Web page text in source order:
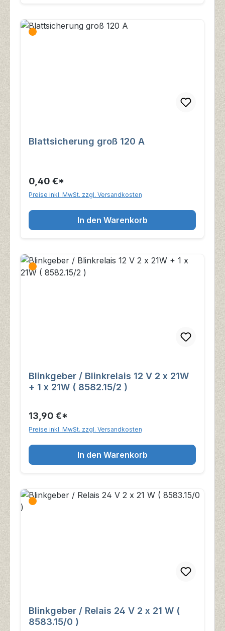
Blattsicherung groß 120 A
0,40 €*
Preise inkl. MwSt. zzgl. Versandkosten
In den Warenkorb
Blinkgeber / Blinkrelais 12 V 2 x 21W
+ 1 x 21W ( 8582.15/2 )
13,90 €*
Preise inkl. MwSt. zzgl. Versandkosten
In den Warenkorb
Blinkgeber / Relais 24 V 2 x 21 W (
8583.15/0 )